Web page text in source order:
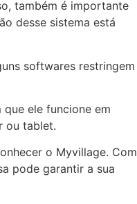
também é importante
desse sistema está
softwares restringem
ele funcione em
ou tablet.
o Myvillage. Com
pode garantir a sua